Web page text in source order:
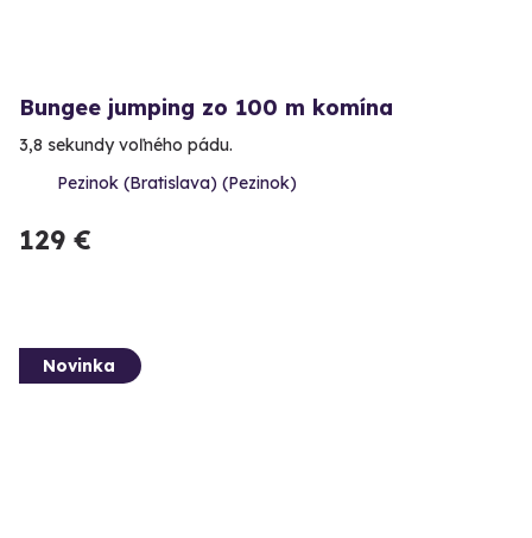
Bungee jumping zo 100 m komína
3,8 sekundy voľného pádu.
Pezinok (Bratislava) (Pezinok)
129 €
Novinka